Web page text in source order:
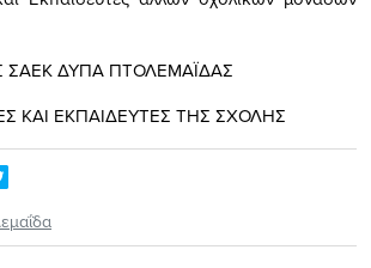
ΣΑΕΚ ΔΥΠΑ ΠΤΟΛΕΜΑΪΔΑΣ
ΚΑΙ ΕΚΠΑΙΔΕΥΤΕΣ ΤΗΣ ΣΧΟΛΗΣ